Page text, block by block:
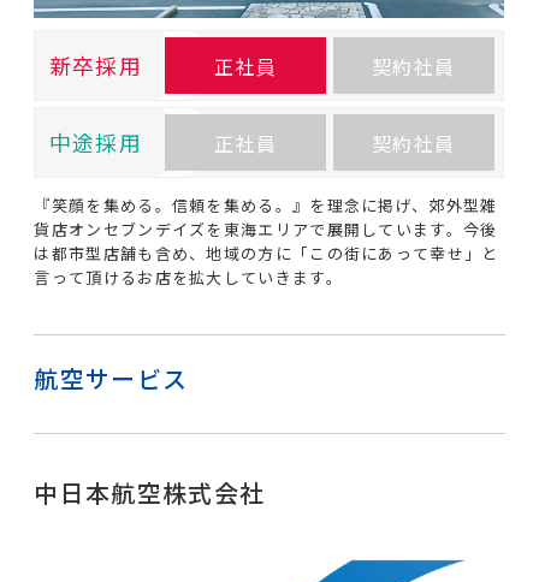
新卒採用 正社員 契約社員
中途採用 正社員 契約社員
『笑顔を集める。信頼を集める。』を理念に掲げ、郊外型雑
貨店オンセブンデイズを東海エリアで展開しています。今後
は都市型店舗も含め、地域の方に「この街にあって幸せ」と
言って頂けるお店を拡大していきます。
航空サービス
中日本航空株式会社